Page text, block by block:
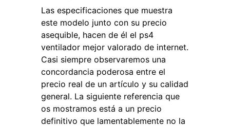
Las especificaciones que muestra
este modelo junto con su precio
asequible, hacen de él el ps4
ventilador mejor valorado de internet.
Casi siempre observaremos una
concordancia poderosa entre el
precio real de un artículo y su calidad
general. La siguiente referencia que
os mostramos está a un precio
definitivo que lamentablemente no la